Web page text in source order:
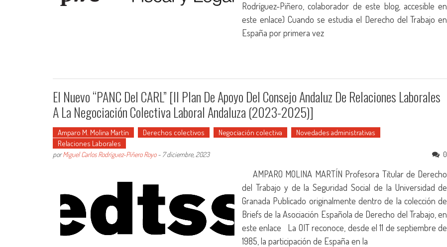
Rodríguez-Piñero, colaborador de este blog, accesible en
este enlace) Cuando se estudia el Derecho del Trabajo en
España por primera vez
El Nuevo “PANC Del CARL” [II Plan De Apoyo Del Consejo Andaluz De Relaciones Laborales
A La Negociación Colectiva Laboral Andaluza (2023-2025)]
Amparo M. Molina Martín Derechos colectivos Negociación colectiva
Novedades administrativas
Relaciones Laborales
porMiguel Carlos Rodríguez-Piñero Royo- 7 diciembre, 2023 0
AMPARO MOLINA MARTÍN Profesora Titular de Derecho
del Trabajo y de la Seguridad Social de la Universidad de
Granada Publicado originalmente dentro de la colección de
Briefs de la Asociación Española de Derecho del Trabajo, en
este enlace La OIT reconoce, desde el 11 de septiembre de
1985, la participación de España en la